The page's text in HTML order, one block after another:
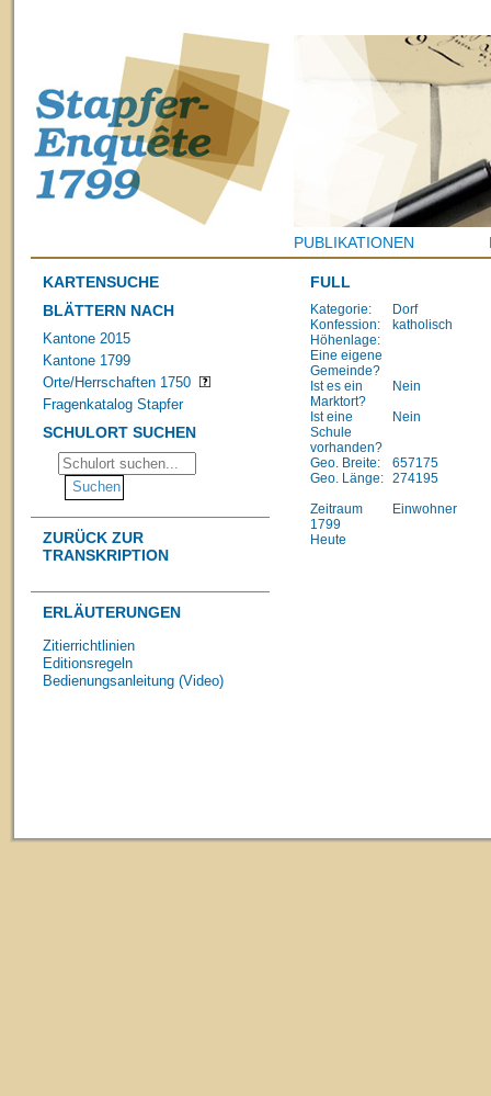
PUBLIKATIONEN
KARTENSUCHE
BLÄTTERN NACH
Kantone 2015
Kantone 1799
Orte/Herrschaften 1750
Fragenkatalog Stapfer
SCHULORT SUCHEN
ZURÜCK ZUR
TRANSKRIPTION
ERLÄUTERUNGEN
Zitierrichtlinien
Editionsregeln
Bedienungsanleitung (Video)
FULL
Kategorie:
Dorf
Konfession:
katholisch
Höhenlage:
Eine eigene
Gemeinde?
Ist es ein
Marktort?
Nein
Ist eine
Schule
vorhanden?
Nein
Geo. Breite:
657175
Geo. Länge: 274195
Zeitraum
Einwohner
1799
Heute